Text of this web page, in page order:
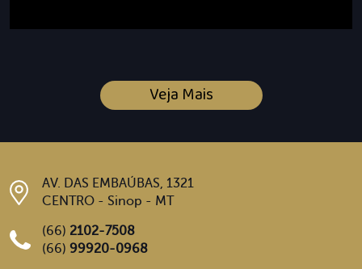
Veja Mais
AV. DAS EMBAÚBAS, 1321
CENTRO - Sinop - MT
(66) 2102-7508
(66) 99920-0968